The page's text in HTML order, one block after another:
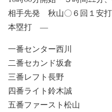
相手先発 秋山〇６回１安
本塁打 ―
一番センター西川
二番セカンド坂倉
三番レフト長野
四番ライト鈴木誠
五番ファースト松山